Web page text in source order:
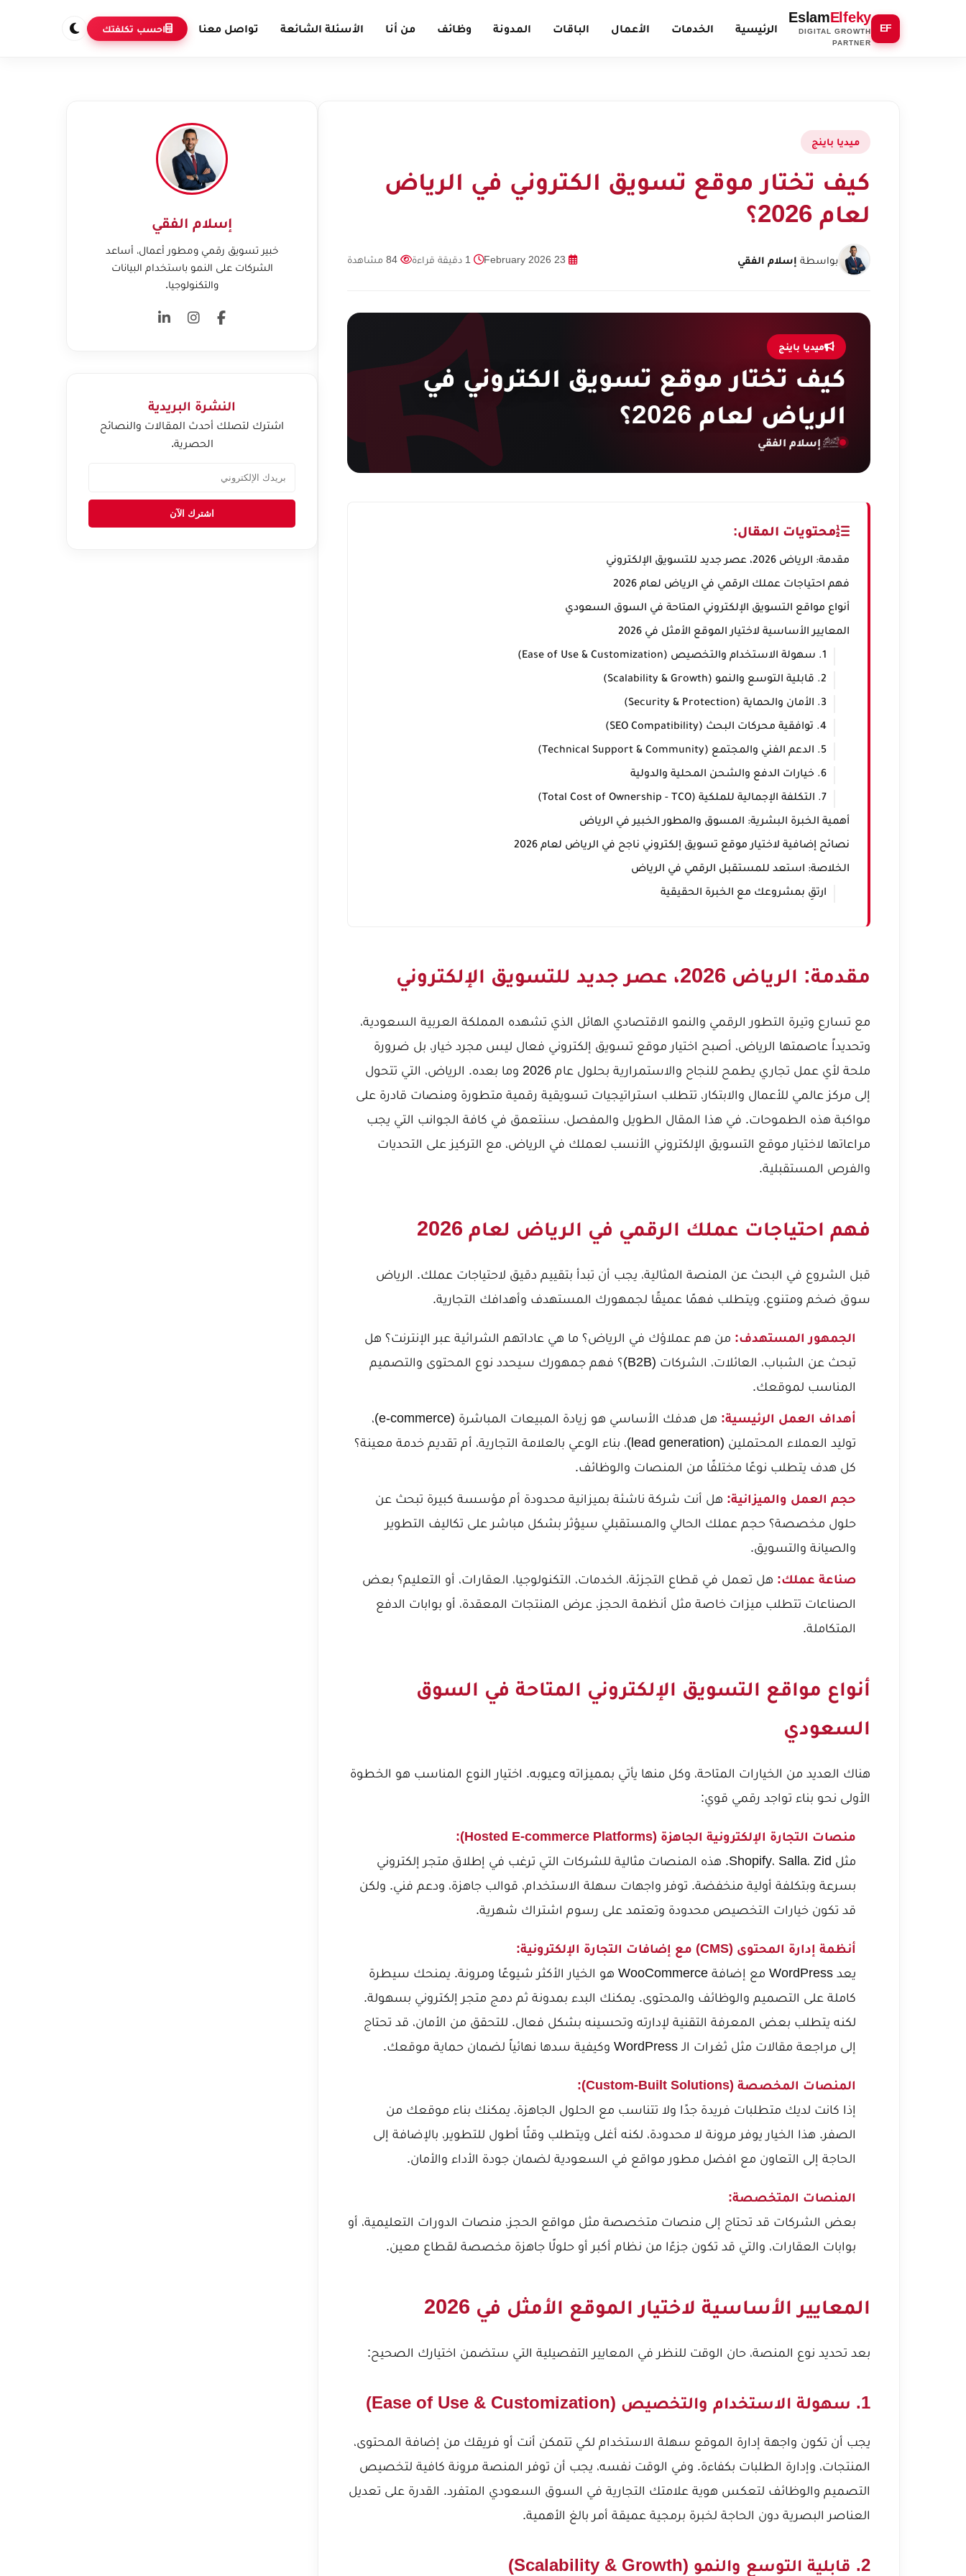
EF
EslamElfeky
DIGITAL GROWTH
PARTNER
الرئيسية الخدمات الأعمال الباقات المدونة وظائف من أنا الأسئلة الشائعة تواصل معنا احسب تكلفتك
ميديا باينج
كيف تختار موقع تسويق الكتروني في الرياض
لعام 2026؟
بواسطة إسلام الفقي
ميديا باينج
كيف تختار موقع تسويق الكتروني في
الرياض لعام 2026؟
إسلام الفقي
محتويات المقال:
مقدمة: الرياض 2026، عصر جديد للتسويق الإلكتروني
فهم احتياجات عملك الرقمي في الرياض لعام 2026
أنواع مواقع التسويق الإلكتروني المتاحة في السوق السعودي
المعايير الأساسية لاختيار الموقع الأمثل في 2026
1. سهولة الاستخدام والتخصيص (Ease of Use & Customization)
2. قابلية التوسع والنمو (Scalability & Growth)
3. الأمان والحماية (Security & Protection)
4. توافقية محركات البحث (SEO Compatibility)
5. الدعم الفني والمجتمع (Technical Support & Community)
6. خيارات الدفع والشحن المحلية والدولية
7. التكلفة الإجمالية للملكية (Total Cost of Ownership - TCO)
أهمية الخبرة البشرية: المسوق والمطور الخبير في الرياض
نصائح إضافية لاختيار موقع تسويق إلكتروني ناجح في الرياض لعام 2026
الخلاصة: استعد للمستقبل الرقمي في الرياض
ارتقِ بمشروعك مع الخبرة الحقيقية
مقدمة: الرياض 2026، عصر جديد للتسويق الإلكتروني
مع تسارع وتيرة التطور الرقمي والنمو الاقتصادي الهائل الذي تشهده المملكة العربية السعودية،
وتحديداً عاصمتها الرياض، أصبح اختيار موقع تسويق إلكتروني فعال ليس مجرد خيار، بل ضرورة
ملحة لأي عمل تجاري يطمح للنجاح والاستمرارية بحلول عام 2026 وما بعده. الرياض، التي تتحول
إلى مركز عالمي للأعمال والابتكار، تتطلب استراتيجيات تسويقية رقمية متطورة ومنصات قادرة على
مواكبة هذه الطموحات. في هذا المقال الطويل والمفصل، سنتعمق في كافة الجوانب التي يجب
مراعاتها لاختيار موقع التسويق الإلكتروني الأنسب لعملك في الرياض، مع التركيز على التحديات
والفرص المستقبلية.
فهم احتياجات عملك الرقمي في الرياض لعام 2026
قبل الشروع في البحث عن المنصة المثالية، يجب أن تبدأ بتقييم دقيق لاحتياجات عملك. الرياض
سوق ضخم ومتنوع، ويتطلب فهمًا عميقًا لجمهورك المستهدف وأهدافك التجارية.
الجمهور المستهدف: من هم عملاؤك في الرياض؟ ما هي عاداتهم الشرائية عبر الإنترنت؟ هل
تبحث عن الشباب، العائلات، الشركات (B2B)؟ فهم جمهورك سيحدد نوع المحتوى والتصميم
المناسب لموقعك.
أهداف العمل الرئيسية:
هل هدفك الأساسي هو زيادة المبيعات المباشرة (e-commerce)،
توليد العملاء المحتملين (lead generation)، بناء الوعي بالعلامة التجارية، أم تقديم خدمة معينة؟
كل هدف يتطلب نوعًا مختلفًا من المنصات والوظائف.
حجم العمل والميزانية: هل أنت شركة ناشئة بميزانية محدودة أم مؤسسة كبيرة تبحث عن
حلول مخصصة؟ حجم عملك الحالي والمستقبلي سيؤثر بشكل مباشر على تكاليف التطوير
والصيانة والتسويق.
صناعة عملك: هل تعمل في قطاع التجزئة، الخدمات، التكنولوجيا، العقارات، أو التعليم؟ بعض
الصناعات تتطلب ميزات خاصة مثل أنظمة الحجز، عرض المنتجات المعقدة، أو بوابات الدفع
المتكاملة.
أنواع مواقع التسويق الإلكتروني المتاحة في السوق
السعودي
هناك العديد من الخيارات المتاحة، وكل منها يأتي بمميزاته وعيوبه. اختيار النوع المناسب هو الخطوة
الأولى نحو بناء تواجد رقمي قوي:
منصات التجارة الإلكترونية الجاهزة (Hosted E-commerce Platforms):
مثل Shopify، Salla، Zid. هذه المنصات مثالية للشركات التي ترغب في إطلاق
متجر إلكتروني
بسرعة وبتكلفة أولية منخفضة. توفر واجهات سهلة الاستخدام، قوالب جاهزة، ودعم فني. ولكن
قد تكون خيارات التخصيص محدودة وتعتمد على رسوم اشتراك شهرية.
أنظمة إدارة المحتوى (CMS) مع إضافات التجارة الإلكترونية:
يعد WordPress مع إضافة WooCommerce هو الخيار الأكثر شيوعًا ومرونة. يمنحك سيطرة
كاملة على التصميم والوظائف والمحتوى. يمكنك البدء بمدونة ثم دمج متجر إلكتروني بسهولة.
لكنه يتطلب بعض المعرفة التقنية لإدارته وتحسينه بشكل فعال. للتحقق من الأمان، قد تحتاج
إلى مراجعة مقالات مثل ثغرات الـ WordPress وكيفية سدها نهائياً لضمان حماية موقعك.
المنصات المخصصة (Custom-Built Solutions):
إذا كانت لديك متطلبات فريدة جدًا ولا تتناسب مع الحلول الجاهزة، يمكنك بناء موقعك من
الصفر. هذا الخيار يوفر مرونة لا محدودة، لكنه أغلى ويتطلب وقتًا أطول للتطوير، بالإضافة إلى
الحاجة إلى التعاون مع افضل مطور مواقع في السعودية لضمان جودة الأداء والأمان.
المنصات المتخصصة:
بعض الشركات قد تحتاج إلى منصات متخصصة مثل مواقع الحجز، منصات الدورات التعليمية، أو
بوابات العقارات، والتي قد تكون جزءًا من نظام أكبر أو حلولًا جاهزة مخصصة لقطاع معين.
المعايير الأساسية لاختيار الموقع الأمثل في 2026
بعد تحديد نوع المنصة، حان الوقت للنظر في المعايير التفصيلية التي ستضمن اختيارك الصحيح:
1. سهولة الاستخدام والتخصيص (Ease of Use & Customization)
يجب أن تكون واجهة إدارة الموقع سهلة الاستخدام لكي تتمكن أنت أو فريقك من إضافة المحتوى،
المنتجات، وإدارة الطلبات بكفاءة. وفي الوقت نفسه، يجب أن توفر المنصة مرونة كافية لتخصيص
التصميم والوظائف لتعكس هوية علامتك التجارية في السوق السعودي المتفرد. القدرة على تعديل
العناصر البصرية دون الحاجة لخبرة برمجية عميقة أمر بالغ الأهمية.
2. قابلية التوسع والنمو (Scalability & Growth)
إسلام الفقي
خبير تسويق رقمي ومطور أعمال، أساعد
الشركات على النمو باستخدام البيانات
والتكنولوجيا.
النشرة البريدية
اشترك لتصلك أحدث المقالات والنصائح
الحصرية.
اشترك الآن